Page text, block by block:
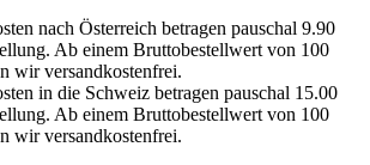
nach Österreich betragen pauschal 9.90
Ab einem Bruttobestellwert von 100
wir versandkostenfrei.
in die Schweiz betragen pauschal 15.00
Ab einem Bruttobestellwert von 100
wir versandkostenfrei.